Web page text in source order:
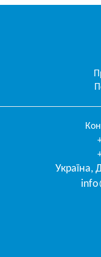
Україна,